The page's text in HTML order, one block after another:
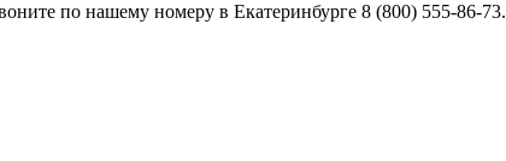
по нашему номеру в Екатеринбурге 8 (800) 555-86-73.